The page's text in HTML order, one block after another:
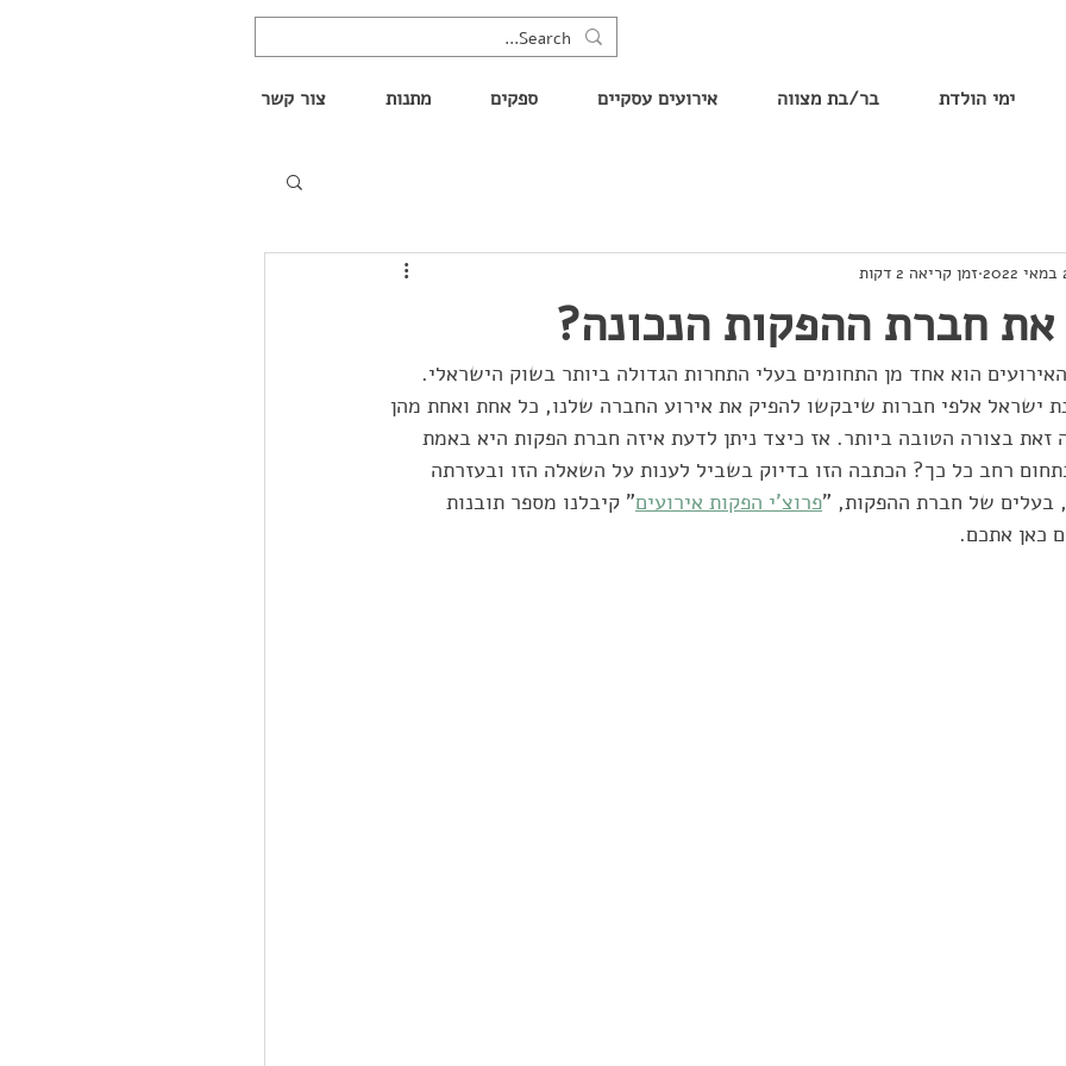
ימי הולדת בר/בת מצווה אירועים עסקיים ספקים מתנות צור קשר
את חברת ההפקות הנכונה?
זמן קריאה 2 דקות
הוא אחד מן התחומים בעלי התחרות הגדולה ביותר בשוק הישראלי.
ישראל אלפי חברות שיבקשו להפיק את אירוע החברה שלנו, כל אחת ואחת מהן
זאת בצורה הטובה ביותר. אז כיצד ניתן לדעת איזה חברת הפקות היא באמת
רחב כל כך? הכתבה הזו בדיוק בשביל לענות על השאלה הזו ובעזרתה
בעלים של חברת ההפקות, "פרוצ'י הפקות אירועים" קיבלנו מספר תובנות
כאן אתכם.